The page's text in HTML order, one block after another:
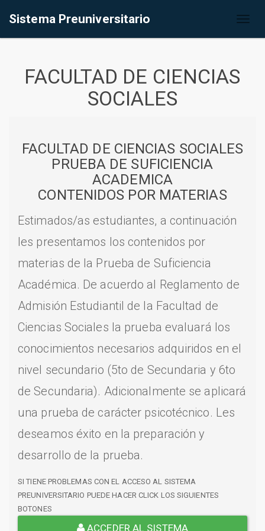
Sistema Preuniversitario
FACULTAD DE CIENCIAS
SOCIALES
FACULTAD DE CIENCIAS SOCIALES
PRUEBA DE SUFICIENCIA
ACADEMICA
CONTENIDOS POR MATERIAS
Estimados/as estudiantes, a continuación
les presentamos los contenidos por
materias de la Prueba de Suficiencia
Académica. De acuerdo al Reglamento de
Admisión Estudiantil de la Facultad de
Ciencias Sociales la prueba evaluará los
conocimientos necesarios adquiridos en el
nivel secundario (5to de Secundaria y 6to
de Secundaria). Adicionalmente se aplicará
una prueba de carácter psicotécnico. Les
deseamos éxito en la preparación y
desarrollo de la prueba.
SI TIENE PROBLEMAS CON EL ACCESO AL SISTEMA
PREUNIVERSITARIO PUEDE HACER CLICK LOS SIGUIENTES
BOTONES
ACCEDER AL SISTEMA